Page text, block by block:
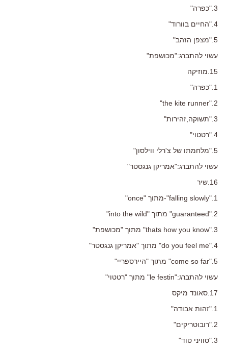
3."כפרה"
4."החיים בוורוד"
5."מצפן הזהב"
עשוי להתברג:"מכושפת"
15.מוזיקה
1."כפרה"
2."the kite runner"
3."תשוקה,זהירות"
4."רטטוי"
5."מלחמתו של צ'רלי ווילסון"
עשוי להתברג:"אמריקן גנגסטר"
16.שיר
1."falling slowly"-מתוך "once"
2."guaranteed" מתוך "into the wild"
3."thats how you know" מתוך "מכושפת"
4."do you feel me" מתוך "אמריקן גנגסטר"
5."come so far" מתוך "היירספריי"
עשוי להתברג:"le festin" מתוך "רטטוי"
17.סאונד מיקס
1."זהות אבודה"
2."רובוטריקים"
3."סוויני טוד"